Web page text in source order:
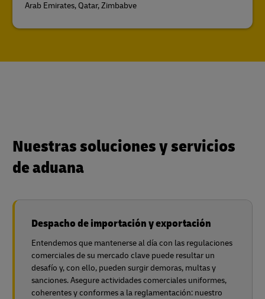
Arab Emirates, Qatar, Zimbabve
Nuestras soluciones y servicios
de aduana
Despacho de importación y exportación
Entendemos que mantenerse al día con las regulaciones
comerciales de su mercado clave puede resultar un
desafío y, con ello, pueden surgir demoras, multas y
sanciones. Asegure actividades comerciales uniformes,
coherentes y conformes a la reglamentación: nuestro